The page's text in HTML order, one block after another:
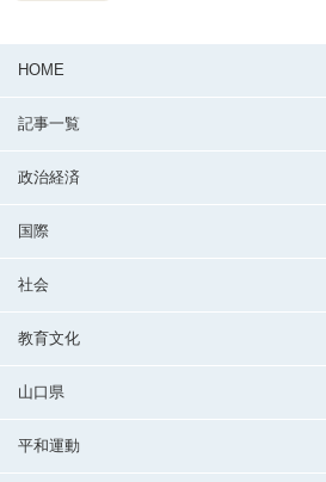
HOME
記事一覧
政治経済
国際
社会
教育文化
山口県
平和運動